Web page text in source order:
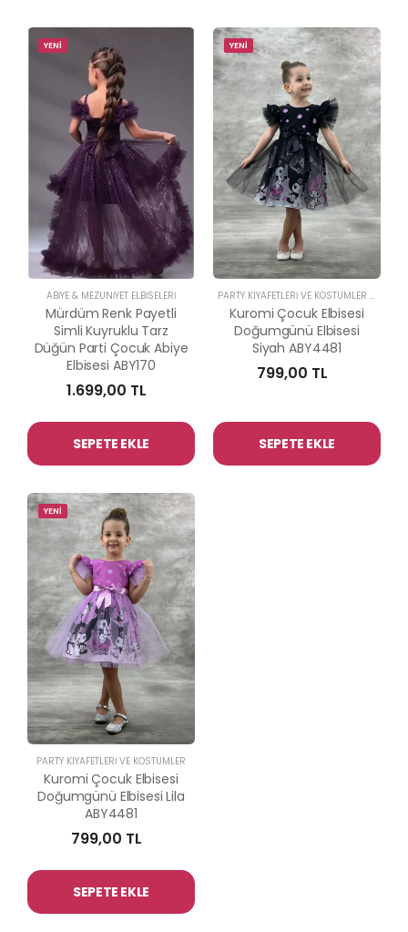
YENİ
ABİYE & MEZUNİYET ELBİSELERİ
Mürdüm Renk Payetli
Simli Kuyruklu Tarz
Düğün Parti Çocuk Abiye
Elbisesi ABY170
1.699,00 TL
SEPETE EKLE
YENİ
PARTY KIYAFETLERİ VE KOSTÜMLER
Kuromi Çocuk Elbisesi
Doğumgünü Elbisesi
Siyah ABY4481
799,00 TL
SEPETE EKLE
YENİ
PARTY KIYAFETLERİ VE KOSTÜMLER
Kuromi Çocuk Elbisesi
Doğumgünü Elbisesi Lila
ABY4481
799,00 TL
SEPETE EKLE